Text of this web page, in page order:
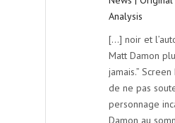
Analysis
[…] noir et
Matt Damon
jamais.”
de ne pas
personnage